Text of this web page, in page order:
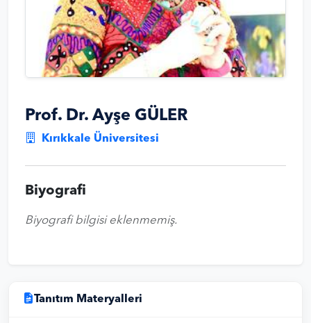
Prof. Dr. Ayşe GÜLER
Kırıkkale Üniversitesi
Biyografi
Biyografi bilgisi eklenmemiş.
Tanıtım Materyalleri